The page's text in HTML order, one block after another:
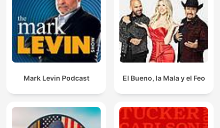
Mark Levin Podcast El Bueno, la Mala y el Feo